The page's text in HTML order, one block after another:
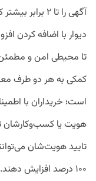
آگهی را تا ۲ برابر بیشتر کند.
دیوار با اضافه کردن
تا محیطی امن و مطمئن
کمکی به هر دو طرف
است؛ خریداران با
هویت یا کسب‌وکارشان
تایید هویت‌شان
۱۰۰ درصد افزایش دهند.